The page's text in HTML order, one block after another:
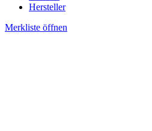
Hersteller
Merkliste öffnen